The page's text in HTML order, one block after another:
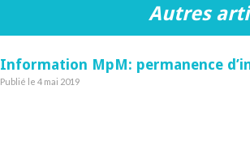
Autres
Information MpM: permanence
Publié le 4 mai 2019